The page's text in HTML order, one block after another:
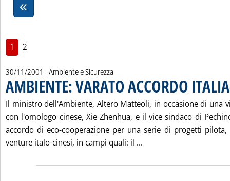
1 2
30/11/2001 - Ambiente e Sicurezza
AMBIENTE: VARATO ACCORDO
Il ministro dell'Ambiente, Altero Matteoli, in occasione di una
con l'omologo cinese, Xie Zhenhua, e il vice sindaco di
accordo di eco-cooperazione per una serie di progetti
venture italo-cinesi, in campi quali: il ...